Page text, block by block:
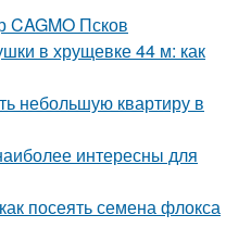
CAGMO Псков
в хрущевке 44 м: как
небольшую квартиру в
интересны для
посеять семена флокса